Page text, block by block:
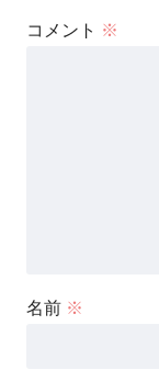
コメント ※
名前 ※